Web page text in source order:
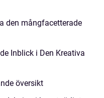
den mångfacetterade
Inblick i Den Kreativa
översikt